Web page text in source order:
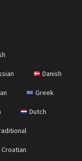
Danish
Greek
Dutch
Croatian